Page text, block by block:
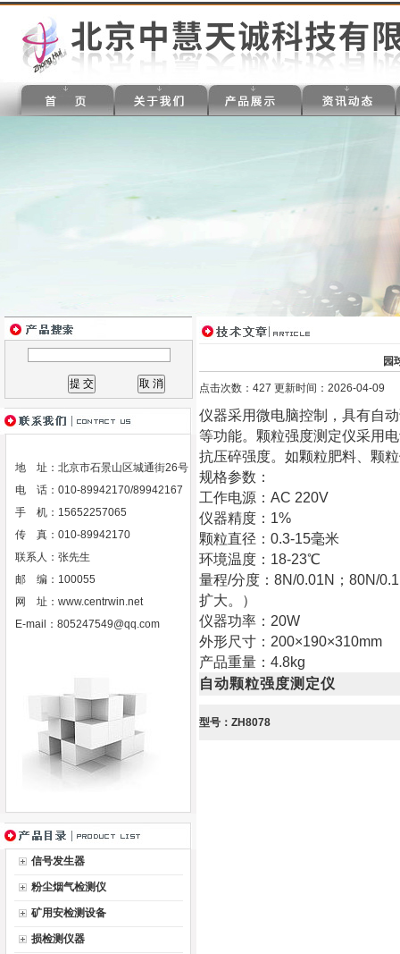
地 址：北京市石景山区城通街26号
电 话：010-89942170/89942167
手 机：15652257065
传 真：010-89942170
联系人：张先生
邮 编：100055
网 址： www.centrwin.net
E-mail： 805247549@qq.com
信号发生器
粉尘烟气检测仪
矿用安检测设备
损检测仪器
园
点击次数：427 更新时间：2026-04-09
仪器采用微电脑控制，具有自
等功能。颗粒强度测定仪采用
抗压碎强度。如颗粒肥料、颗
规格参数：
工作电源：AC 220V
仪器精度：1%
颗粒直径：0.3-15毫米
环境温度：18-23℃
量程/分度：8N/0.01N；80N/
扩大。）
仪器功率：20W
外形尺寸：200×190×310mm
产品重量：4.8kg
自动颗粒强度测定仪
型号：ZH8078